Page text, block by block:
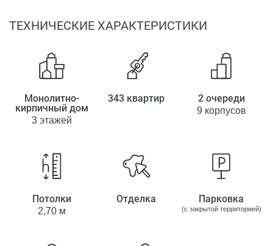
ТЕХНИЧЕСКИЕ ХАРАКТЕРИСТИКИ
Монолитно-
кирпичный дом
3 этажей
343 квартир 2 очереди
9 корпусов
Потолки
2,70 м
Отделка Парковка
(с закрытой территорией)